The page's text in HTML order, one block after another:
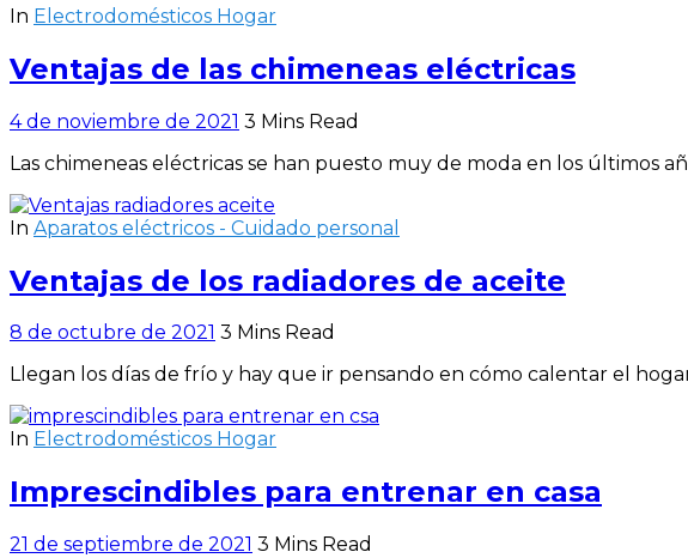
In Electrodomésticos Hogar
Ventajas de las chimeneas eléctricas
4 de noviembre de 2021 3 Mins Read
Las chimeneas eléctricas se han puesto muy de moda en los últimos
In Aparatos eléctricos - Cuidado personal
Ventajas de los radiadores de aceite
8 de octubre de 2021 3 Mins Read
Llegan los días de frío y hay que ir pensando en cómo calentar el
In Electrodomésticos Hogar
Imprescindibles para entrenar en casa
21 de septiembre de 2021 3 Mins Read